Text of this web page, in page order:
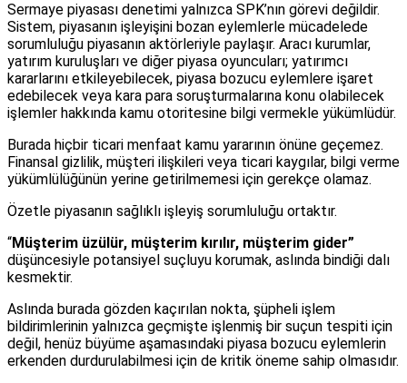
Sermaye piyasası denetimi yalnızca SPK’nın görevi değildir.
Sistem, piyasanın işleyişini bozan eylemlerle mücadelede
sorumluluğu piyasanın aktörleriyle paylaşır. Aracı kurumlar,
yatırım kuruluşları ve diğer piyasa oyuncuları; yatırımcı
kararlarını etkileyebilecek, piyasa bozucu eylemlere işaret
edebilecek veya kara para soruşturmalarına konu olabilecek
işlemler hakkında kamu otoritesine bilgi vermekle yükümlüdür.
Burada hiçbir ticari menfaat kamu yararının önüne geçemez.
Finansal gizlilik, müşteri ilişkileri veya ticari kaygılar, bilgi verme
yükümlülüğünün yerine getirilmemesi için gerekçe olamaz.
Özetle piyasanın sağlıklı işleyiş sorumluluğu ortaktır.
“Müşterim üzülür, müşterim kırılır, müşterim gider”
düşüncesiyle potansiyel suçluyu korumak, aslında bindiği dalı
kesmektir.
Aslında burada gözden kaçırılan nokta, şüpheli işlem
bildirimlerinin yalnızca geçmişte işlenmiş bir suçun tespiti için
değil, henüz büyüme aşamasındaki piyasa bozucu eylemlerin
erkenden durdurulabilmesi için de kritik öneme sahip olmasıdır.